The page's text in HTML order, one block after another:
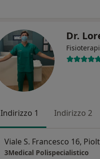
Dr.
Indirizzo 1 Indirizzo 2
Viale S. Francesco 16,
3Medical Polispecialistico